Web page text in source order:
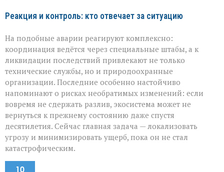
Реакция и контроль: кто отвечает за ситуацию
На подобные аварии реагируют комплексно:
координация ведётся через специальные штабы, а к
ликвидации последствий привлекают не только
технические службы, но и природоохранные
организации. Последние особенно настойчиво
напоминают о рисках необратимых изменений: если
вовремя не сдержать разлив, экосистема может не
вернуться к прежнему состоянию даже спустя
десятилетия. Сейчас главная задача — локализовать
угрозу и минимизировать ущерб, пока он не стал
катастрофическим.
10